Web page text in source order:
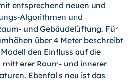
entsprechend neuen und
Algorithmen und
und Gebäudelüftung. Für
über 4 Meter beschreibt
den Einfluss auf die
Raum- und innerer
Ebenfalls neu ist das